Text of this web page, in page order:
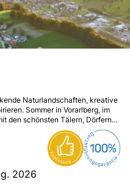
Naturlandschaften, kreative
Sommer in Vorarlberg, im
den schönsten Tälern, Dörfern
2026